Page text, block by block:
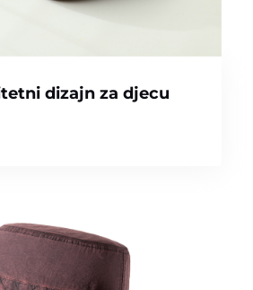
dizajn za djecu